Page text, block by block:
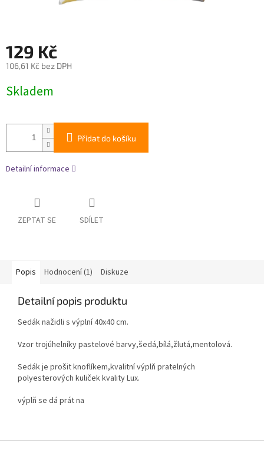
129 Kč
106,61 Kč bez DPH
cena:
Skladem
Přidat do košíku
Detailní informace
ZEPTAT SE SDÍLET
Popis Hodnocení (1) Diskuze
Detailní popis produktu
Sedák nažidli s výplní 40x40 cm.
Vzor trojúhelníky pastelové barvy,šedá,bílá,žlutá,mentolová.
Sedák je prošit knoflíkem,kvalitní výplň pratelných
polyesterových kuliček kvality Lux.
výplň se dá prát na